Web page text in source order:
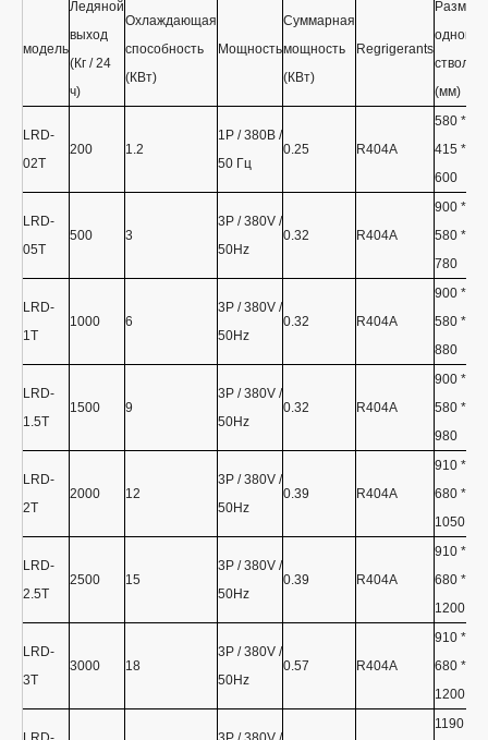
модель
Ледяной
выход
(Кг / 24
ч)
Охлаждающая
способность
(КВт)
Мощность
Суммарная
мощность
(КВт)
Regrigerants
Размер
одного
ствола
(мм)
LRD-
02Т
200 1.2
1P / 380В /
50 Гц
0.25 R404A
580 *
415 *
600
LRD-
05T
500 3
3P / 380V /
50Hz
0.32 R404A
900 *
580 *
780
LRD-
1Т
1000 6
3P / 380V /
50Hz
0.32 R404A
900 *
580 *
880
LRD-
1.5T
1500 9
3P / 380V /
50Hz
0.32 R404A
900 *
580 *
980
LRD-
2T
2000 12
3P / 380V /
50Hz
0.39 R404A
910 *
680 *
1050
LRD-
2.5T
2500 15
3P / 380V /
50Hz
0.39 R404A
910 *
680 *
1200
LRD-
3Т
3000 18
3P / 380V /
50Hz
0.57 R404A
910 *
680 *
1200
1190 *